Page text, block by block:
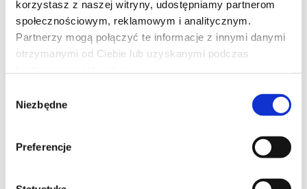
korzystasz z naszej witryny, udostępniamy partnerom
społecznościowym, reklamowym i analitycznym.
Partnerzy mogą połączyć te informacje z innymi danymi
otrzymanymi od Ciebie lub uzyskanymi podczas
zgody
Niezbędne
Preferencje
Diabeł ubiera się u Prady 2
obecnie rywalką na kierowniczym stanowisku – konkurują o
wpływy i przychody z reklam w czasach upadającej prasy
papierowej.
gatunek: dramat, komedia